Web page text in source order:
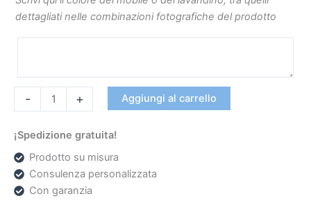
dettagliati nelle combinazioni fotografiche del prodotto
- + Aggiungi al carrello
¡Spedizione gratuita!
Prodotto su misura
Consulenza personalizzata
Con garanzia